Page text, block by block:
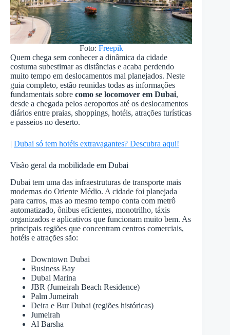
Foto: Freepik
Quem chega sem conhecer a dinâmica da cidade
costuma subestimar as distâncias e acaba perdendo
muito tempo em deslocamentos mal planejados. Neste
guia completo, estão reunidas todas as informações
fundamentais sobre como se locomover em Dubai,
desde a chegada pelos aeroportos até os deslocamentos
diários entre praias, shoppings, hotéis, atrações turísticas
e passeios no deserto.
| Dubai só tem hotéis extravagantes? Descubra aqui!
Visão geral da mobilidade em Dubai
Dubai tem uma das infraestruturas de transporte mais
modernas do Oriente Médio. A cidade foi planejada
para carros, mas ao mesmo tempo conta com metrô
automatizado, ônibus eficientes, monotrilho, táxis
organizados e aplicativos que funcionam muito bem. As
principais regiões que concentram centros comerciais,
hotéis e atrações são:
Downtown Dubai
Business Bay
Dubai Marina
JBR (Jumeirah Beach Residence)
Palm Jumeirah
Deira e Bur Dubai (regiões históricas)
Jumeirah
Al Barsha